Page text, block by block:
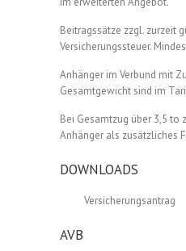
Beitragssätze zzgl. zurzeit
Versicherungssteuer.
Anhänger im Verbund mit
Gesamtgewicht sind im
Bei Gesamtzug über 3,5 to
Anhänger als zusätzliches
DOWNLOADS
Versicherungsantrag
AVB